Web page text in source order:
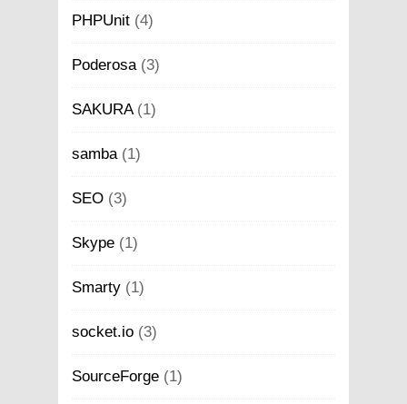
PHPUnit (4)
Poderosa(3)
SAKURA(1)
samba(1)
SEO (3)
Skype (1)
Smarty (1)
socket.io (3)
SourceForge (1)